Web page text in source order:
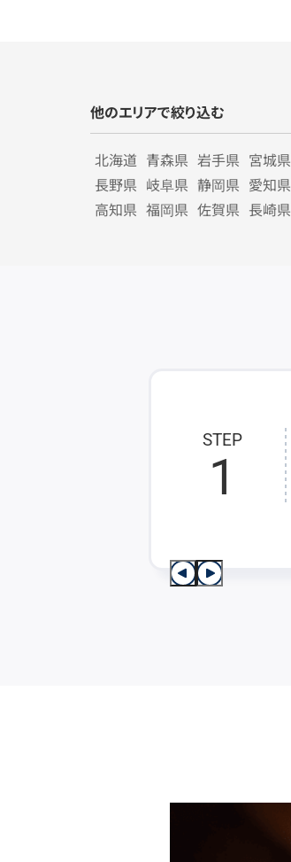
他のエリアで絞り込む
北海道 青森県 岩手県 宮城県
長野県 岐阜県 静岡県 愛知県
高知県 福岡県 佐賀県 長崎県
STEP
1